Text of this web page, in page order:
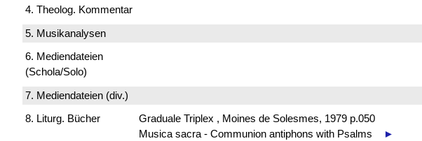
4. Theolog. Kommentar
5. Musikanalysen
6. Mediendateien
(Schola/Solo)
7. Mediendateien (div.)
8. Liturg. Bücher
Graduale Triplex , Moines de Solesmes, 1979 p.050
Musica sacra - Communion antiphons with Psalms
►